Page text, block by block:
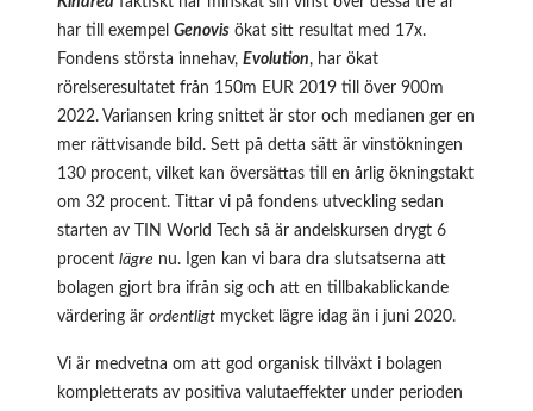
har till exempel Genovis ökat sitt resultat med 17x.
Fondens största innehav, Evolution, har ökat
rörelseresultatet från 150m EUR 2019 till över 900m
2022. Variansen kring snittet är stor och medianen ger en
mer rättvisande bild. Sett på detta sätt är vinstökningen
130 procent, vilket kan översättas till en årlig ökningstakt
om 32 procent. Tittar vi på fondens utveckling sedan
starten av TIN World Tech så är andelskursen drygt 6
procent lägre nu. Igen kan vi bara dra slutsatserna att
bolagen gjort bra ifrån sig och att en tillbakablickande
värdering är ordentligt mycket lägre idag än i juni 2020.
Vi är medvetna om att god organisk tillväxt i bolagen
kompletterats av positiva valutaeffekter under perioden